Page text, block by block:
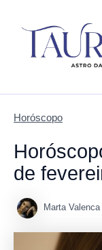
Horóscopo
de
Marta Valenca